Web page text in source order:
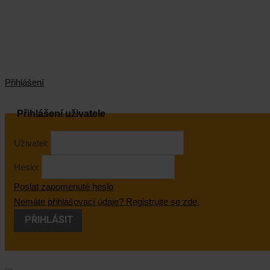
Přihlášení
Přihlášení uživatele
Uživatel:
Heslo:
Poslat zapomenuté heslo
Nemáte přihlašovací údaje? Registrujte se zde.